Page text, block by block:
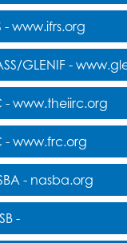
- www.ifrs.org
GLENIF -
- www.theiirc.org
- www.frc.org
- nasba.org
-